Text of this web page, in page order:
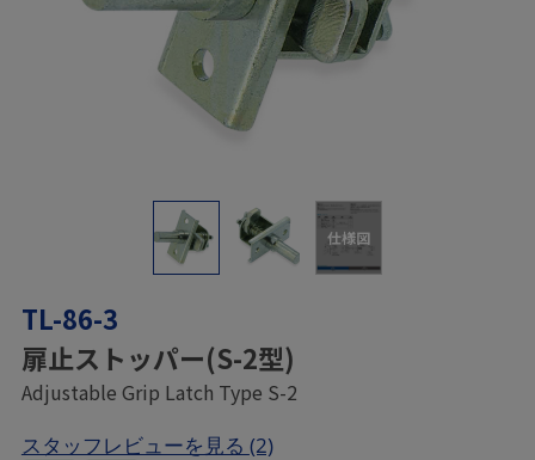
仕様図
TL-86-3
扉止ストッパー(S-2型)
Adjustable Grip Latch Type S-2
スタッフレビューを見る (2)